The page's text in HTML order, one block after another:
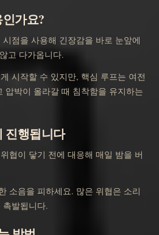
가요?
시점을 사용해 긴장감을 바로 눈앞에
고 다가옵니다.
시작할 수 있지만, 핵심 루프는 여전
압박이 올라갈 때 침착함을 유지하는
진행됩니다
협이 닿기 전에 대응해 매일 밤을 버
소음을 피하세요. 많은 위협은 소리
발됩니다.